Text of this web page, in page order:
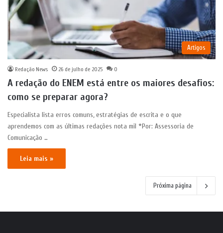
Artigos
Redação News 26 de julho de 2025 0
A redação do ENEM está entre os maiores desafios:
como se preparar agora?
Especialista lista erros comuns, estratégias de escrita e o que
aprendemos com as últimas redações nota mil *Por: Assessoria de
Comunicação …
Leia mais »
Próxima página